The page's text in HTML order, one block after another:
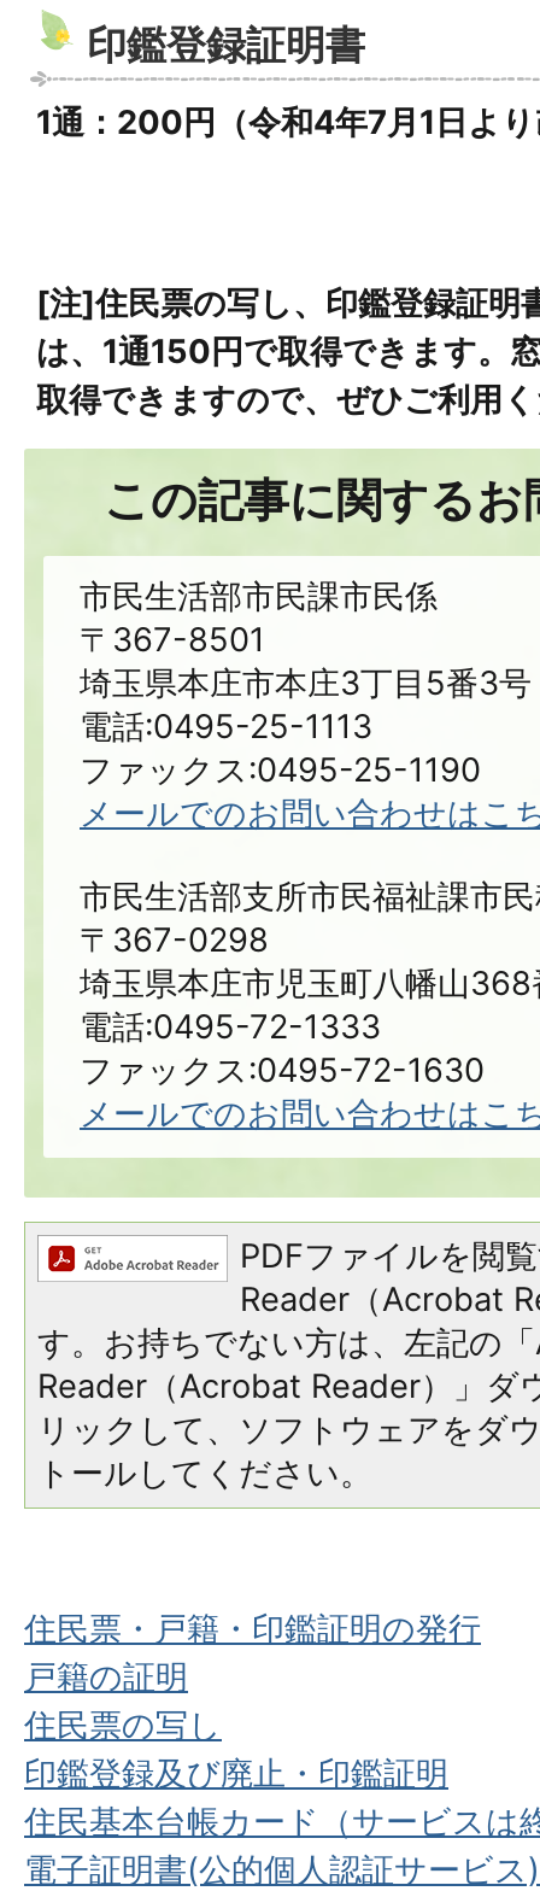
印鑑登録証明書
1通：200円（令和4年7月1日よ
[注]住民票の写し、印鑑登録証明
は、1通150円で取得できます。
取得できますので、ぜひご利用
この記事に関する
市民生活部市民課市民係
〒367-8501
埼玉県本庄市本庄3丁目5番3号
電話:0495-25-1113
ファックス:0495-25-1190
メールでのお問い合わせはこ
市民生活部支所市民福祉課市
〒367-0298
埼玉県本庄市児玉町八幡山368
電話:0495-72-1333
ファックス:0495-72-1630
メールでのお問い合わせはこ
PDFファイルを閲
Reader（Acrobat
す。お持ちでない方は、左記の
Reader（Acrobat Reader）」ダ
リックして、ソフトウェアをダ
トールしてください。
住民票・戸籍・印鑑証明の発行
戸籍の証明
住民票の写し
印鑑登録及び廃止・印鑑証明
住民基本台帳カード（サービスは
電子証明書(公的個人認証サービス)